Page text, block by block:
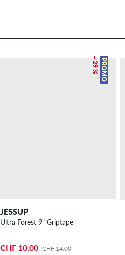
PROMO
– 29 %
JESSUP
Ultra Forest 9" Griptape
CHF 10.00 CHF 14.00